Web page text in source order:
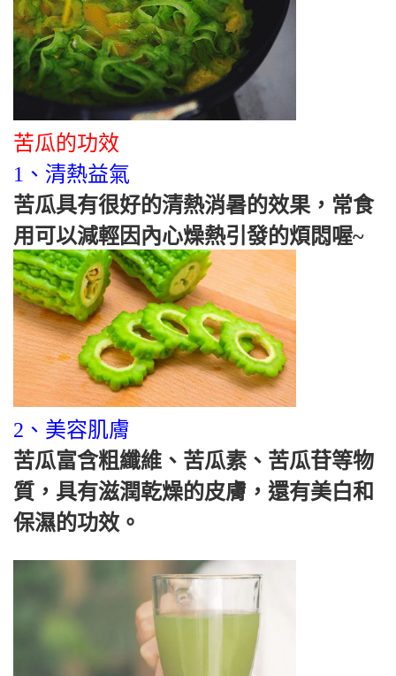
苦瓜的功效
1、清熱益氣
苦瓜具有很好的清熱消暑的效果，常食
用可以減輕因內心燥熱引發的煩悶喔~
2、美容肌膚
苦瓜富含粗纖維、苦瓜素、苦瓜苷等物
質，具有滋潤乾燥的皮膚，還有美白和
保濕的功效。